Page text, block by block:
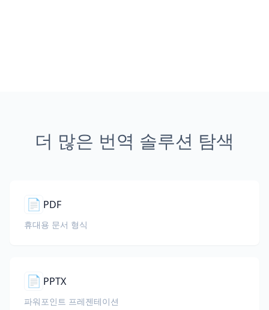
더 많은 번역 솔루션 탐색
📄 PDF
휴대용 문서 형식
📄 PPTX
파워포인트 프레젠테이션